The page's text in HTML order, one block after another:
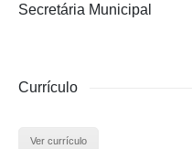
Secretária Municipal
Currículo
Ver currículo